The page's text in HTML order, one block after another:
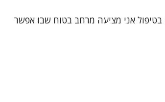
בטיפול אני מציעה מרחב בטוח שבו אפשר